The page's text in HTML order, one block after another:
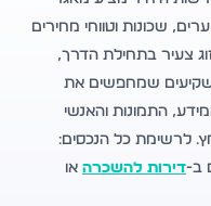
שכונות וטווחי מחירים
צעיר בתחילת הדרך,
שמחפשים את
התמונות והאנשי
לרשימת כל הנכסים:
ב-דירות להשכרה או